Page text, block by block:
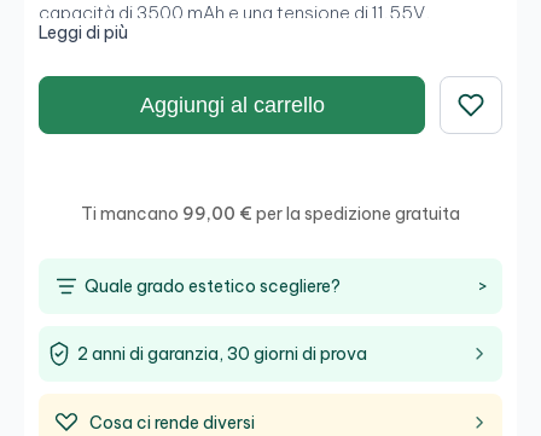
capacità di 3500 mAh e una tensione di 11.55V,
garantisce prestazioni stabili e di lunga durata. È
compatibile con diversi modelli e facile da installare, il
che la rende un'opzione ideale per sostituire batterie
agotadas.Compatible con:
Leggi di più
Aggiungi al carrello
Ti mancano 99,00 € per la spedizione gratuita
Quale grado estetico scegliere? >
2 anni di garanzia, 30 giorni di prova
Cosa ci rende diversi